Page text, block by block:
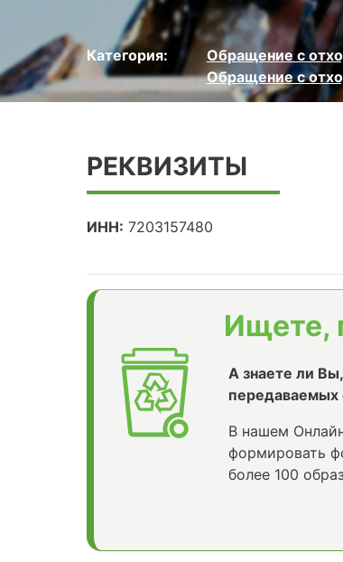
Категория: Обращение с
Обращение с
РЕКВИЗИТЫ
ИНН: 7203157480
Ищете,
А знаете ли
В нашем
формировать
более 100